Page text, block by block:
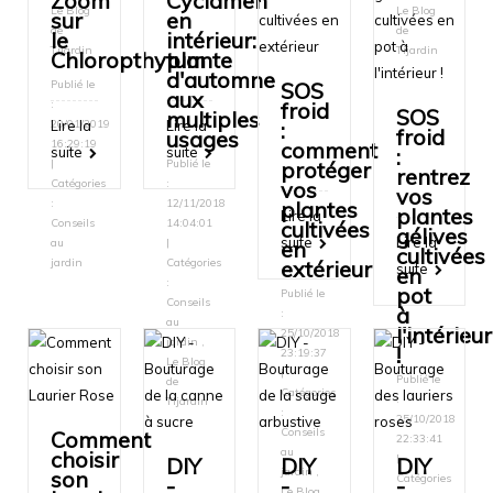
Le Blog
de
Tijardin
Le Blog
de
Tijardin
sur
le
Chloropthytum
Publié le
:
20/01/2019
16:29:19
|
Catégories
:
Conseils
au
jardin
Lire la
suite
en
intérieur:
plante
d'automne
aux
multiples
usages
Publié le
:
12/11/2018
14:04:01
|
Catégories
:
Conseils
au
jardin ,
Le Blog
de
Tijardin
Lire la
suite
SOS
froid
:
comment
protéger
vos
plantes
cultivées
en
extérieur
Publié le
:
25/10/2018
23:19:37
|
Catégories
:
Conseils
au
jardin ,
Lire la
suite
SOS
froid
:
rentrez
vos
plantes
gélives
cultivées
en
pot
à
l'intérieur
!
Publié le
:
25/10/2018
22:33:41
|
Catégories
Lire la
suite
Comment
choisir
son DIY
-
DIY
-
DIY
-